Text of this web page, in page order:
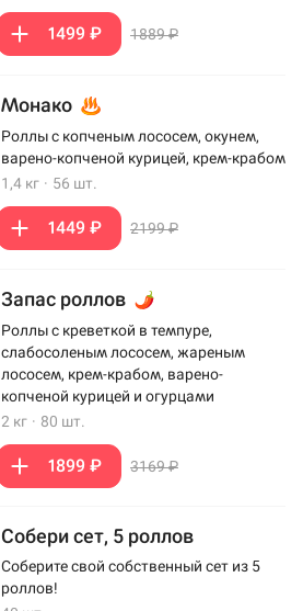
1499 ₽ 1889 ₽
Монако
Роллы с копченым лососем, окунем,
варено-копченой курицей, крем-крабом
1,4 кг · 56 шт.
1449 ₽ 2199 ₽
Запас роллов
Роллы с креветкой в темпуре,
слабосоленым лососем, жареным
лососем, крем-крабом, варено-
копченой курицей и огурцами
2 кг · 80 шт.
1899 ₽ 3169 ₽
Собери сет, 5 роллов
Соберите свой собственный сет из 5
роллов!